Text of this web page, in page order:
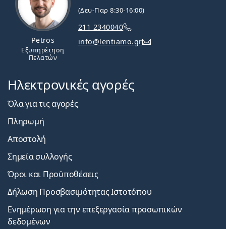
Petros
Εξυπηρέτηση
Πελατών
(Δευ-Παρ 8:30-16:00)
211 2340040
info@lentiamo.gr
Ηλεκτρονικές αγορές
Όλα για τις αγορές
Πληρωμή
Αποστολή
Σημεία συλλογής
Όροι και Προϋποθέσεις
Δήλωση Προσβασιμότητας Ιστοτόπου
Ενημέρωση για την επεξεργασία προσωπικών
δεδομένων